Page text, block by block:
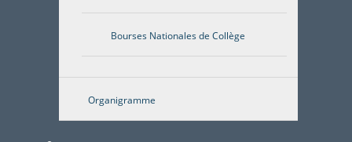
Bourses Nationales de Collège
Organigramme